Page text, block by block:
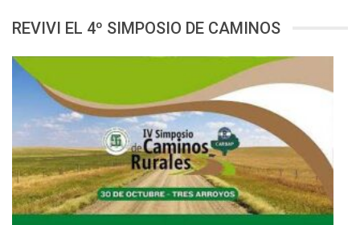
REVIVI EL 4º SIMPOSIO DE CAMINOS